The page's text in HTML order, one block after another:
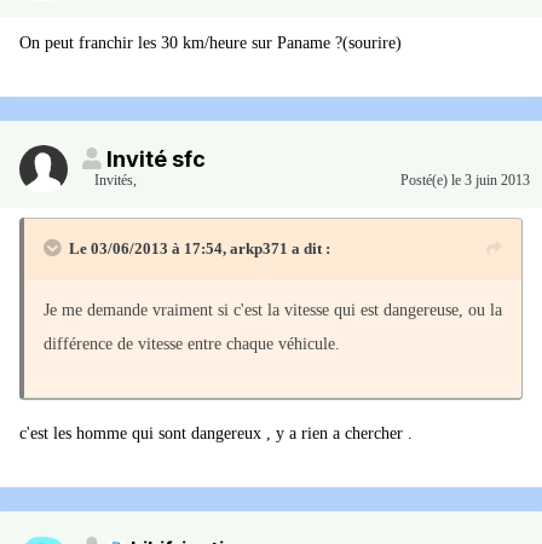
On peut franchir les 30 km/heure sur Paname ?(sourire)
Invité sfc
Invités Posté(e) le 3 juin 2013
Le 03/06/2013 à 17:54, arkp371 a dit :
Je me demande vraiment si c'est la vitesse qui est dangereuse, ou la
différence de vitesse entre chaque véhicule.
c'est les homme qui sont dangereux , y a rien a chercher .